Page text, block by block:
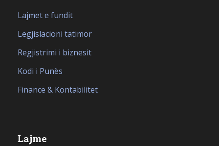
Lajmet e fundit
Legjislacioni tatimor
Regjistrimi i biznesit
Kodi i Punës
Financë & Kontabilitet
Lajme